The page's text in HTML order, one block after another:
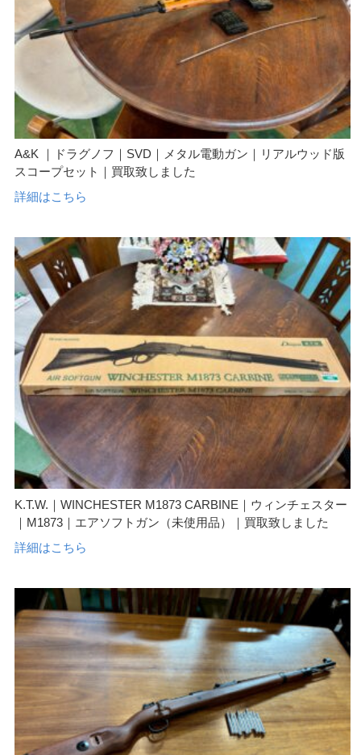
A&K ｜ドラグノフ｜SVD｜メタル電動ガン｜リアルウッド版
スコープセット｜買取致しました
詳細はこちら
K.T.W.｜WINCHESTER M1873 CARBINE｜ウィンチェスター
｜M1873｜エアソフトガン（未使用品）｜買取致しました
詳細はこちら